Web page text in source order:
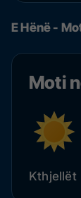
E Hënë -
Moti
Kthjellët